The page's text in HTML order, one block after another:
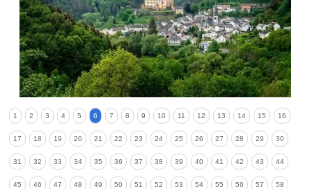
1 2 3 4 5 6 7 8 9 10 11 12 13 14 15 16
17 18 19 20 21 22 23 24 25 26 27 28 29 30
31 32 33 34 35 36 37 38 39 40 41 42 43 44
45 46 47 48 49 50 51 52 53 54 55 56 57 58